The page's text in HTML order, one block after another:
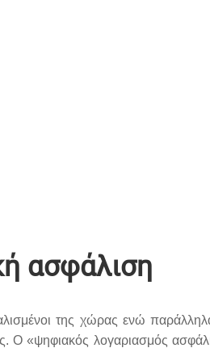
ασφάλιση
της χώρας ενώ
«ψηφιακός λογαριασμός